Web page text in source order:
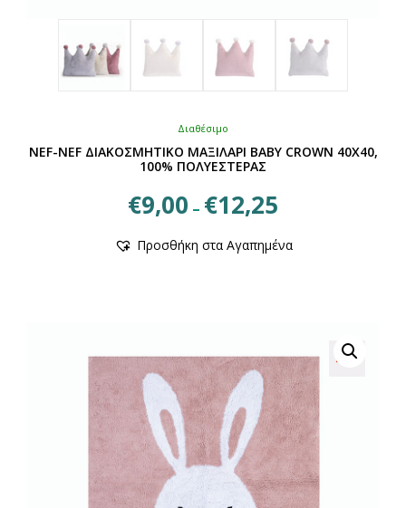
Διαθέσιμο
NEF-NEF ΔΙΑΚΟΣΜΗΤΙΚΟ ΜΑΞΙΛΑΡΙ ΒΑΒΥ CROWN 40X40,
100% ΠΟΛΥΕΣΤΕΡΑΣ
€9,00 – €12,25
€9,00
το
επιλογές
μπορούν
να
επιλεγούν
στη
σελίδα
του
προϊόντος
Προσθήκη στα Αγαπημένα